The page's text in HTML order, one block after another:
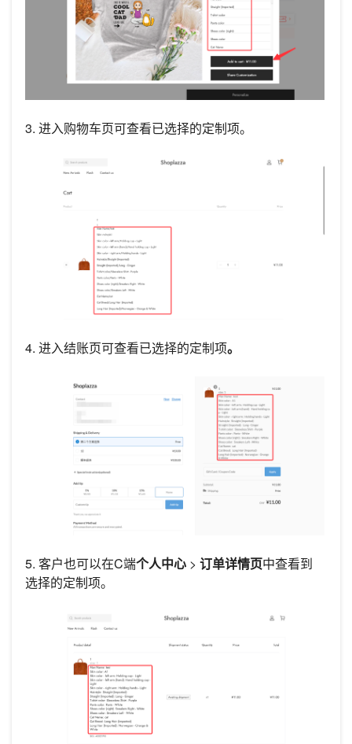
3. 进入购物车页可查看已选择的定制项。
4. 进入结账页可查看已选择的定制项。
5. 客户也可以在C端个人中心 > 订单详情页中查看到
选择的定制项。